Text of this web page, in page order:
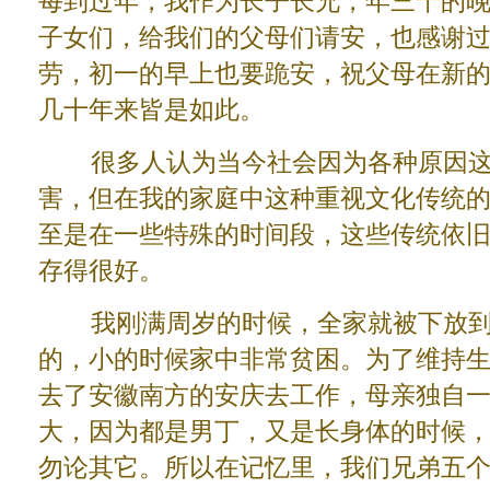
子女们，给我们的父母们请安，也感谢
劳，初一的早上也要跪安，祝父母在新
几十年来皆是如此。
很多人认为当今社会因为各种原因这
害，但在我的家庭中这种重视文化传统
至是在一些特殊的时间段，这些传统依
存得很好。
我刚满周岁的时候，全家就被下放到
的，小的时候家中非常贫困。为了维持
去了安徽南方的安庆去工作，母亲独自
大，因为都是男丁，又是长身体的时候
勿论其它。所以在记忆里，我们兄弟五